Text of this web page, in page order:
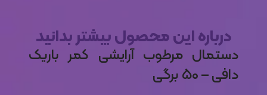
درباره این محصول بیشتر بدانید
دستمال مرطوب آرایشی کمر باریک
دافی – ۵۰ برگی